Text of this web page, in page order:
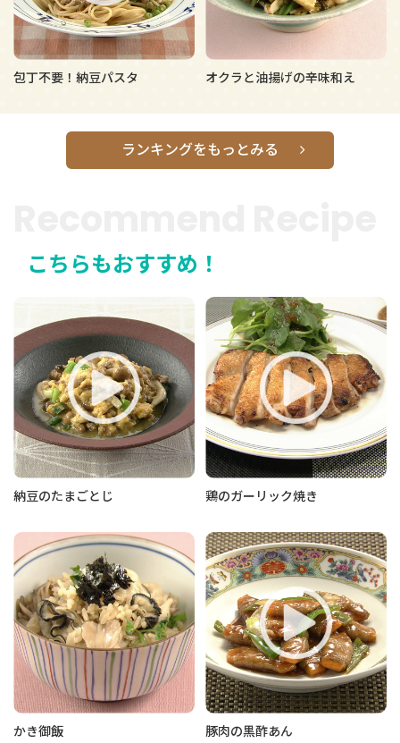
包丁不要！納豆パスタ オクラと油揚げの辛味和え
ランキングをもっとみる
こちらもおすすめ！
納豆のたまごとじ 鶏のガーリック焼き
かき御飯 豚肉の黒酢あん